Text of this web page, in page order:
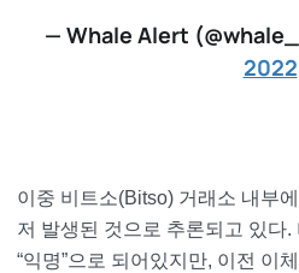
— Whale Alert
2022
이중 비트소(Bitso) 거래소 내부
저 발생된 것으로 추론되고 있다.
“익명”으로 되어있지만, 이전 이